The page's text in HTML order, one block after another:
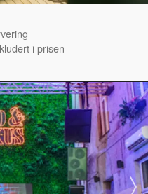
i prisen